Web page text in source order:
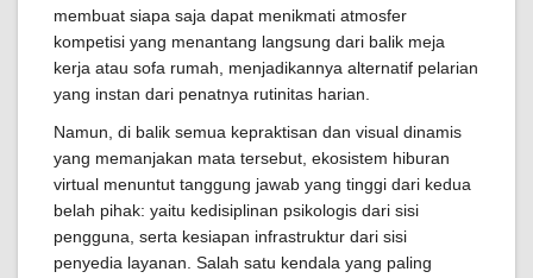
membuat siapa saja dapat menikmati atmosfer
kompetisi yang menantang langsung dari balik meja
kerja atau sofa rumah, menjadikannya alternatif pelarian
yang instan dari penatnya rutinitas harian.
Namun, di balik semua kepraktisan dan visual dinamis
yang memanjakan mata tersebut, ekosistem hiburan
virtual menuntut tanggung jawab yang tinggi dari kedua
belah pihak: yaitu kedisiplinan psikologis dari sisi
pengguna, serta kesiapan infrastruktur dari sisi
penyedia layanan. Salah satu kendala yang paling